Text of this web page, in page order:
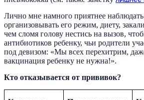
Лично мне намного приятнее наблюдать
организовывать его режим, диету,
чем сломя голову нестись на вызов,
антибиотиков ребенку, чьи родители
под девизом: «Мы всех перехитрим,
вакцинация ребенку не нужна!».
Кто отказывается от прививок?